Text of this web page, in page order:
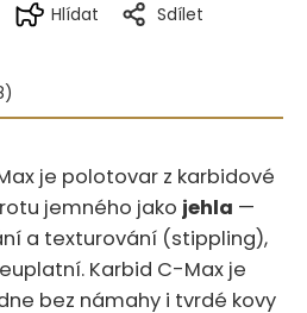
Hlídat Sdílet
je polotovar z karbidové
jemného jako jehla —
a texturování (stippling),
Karbid C-Max je
bez námahy i tvrdé kovy